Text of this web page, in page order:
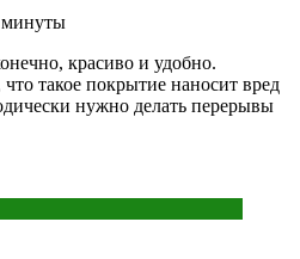
минуты
красиво и удобно.
такое покрытие наносит вред
нужно делать перерывы